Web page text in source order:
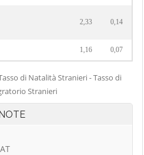
2,33 0,14
1,16 0,07
di Natalità Stranieri - Tasso di
Stranieri